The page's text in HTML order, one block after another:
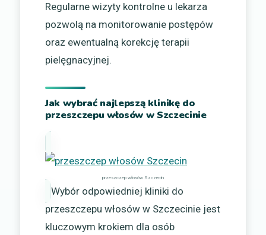
Regularne wizyty kontrolne u lekarza
pozwolą na monitorowanie postępów
oraz ewentualną korekcję terapii
pielęgnacyjnej.
Jak wybrać najlepszą klinikę do
przeszczepu włosów w Szczecinie
przeszczep włosów Szczecin
Wybór odpowiedniej kliniki do
przeszczepu włosów w Szczecinie jest
kluczowym krokiem dla osób